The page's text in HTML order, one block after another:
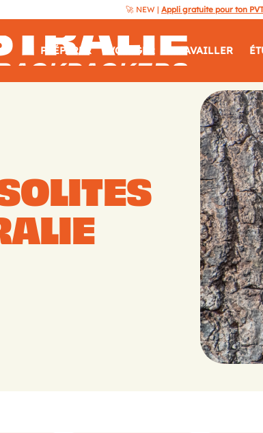
🚀 NEW | Appli gratuite pour ton
Australie
Guide
Backpackers
PRÉPARER VOYAGER TRAVAILLER